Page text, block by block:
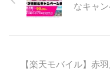
なキャン
【楽天モバイル】赤